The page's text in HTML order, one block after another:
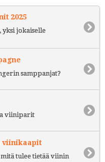
2025
jokaiselle
samppanjat?
viiniparit
viinikaapit
tulee tietää viinin